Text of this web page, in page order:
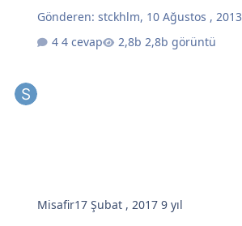
Gönderen:stckhlm, 10 Ağustos , 2013
4 cevap
2,8b görüntü
Misafir17 Şubat , 20179 yıl